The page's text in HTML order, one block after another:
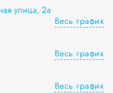
улица, 2а
Весь график
Весь график
Весь график